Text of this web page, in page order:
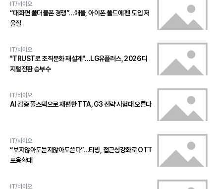
IT/바이오
“대화면 폴더블폰 경쟁”…애플, 아이폰 폴드에 펜 도입 저
울질
IT/바이오
"TRUST로 조직문화 재설계"…LG유플러스, 2026 디
지털전환 승부수
IT/바이오
AI 검증 풀스택으로 재편한 TTA, G3 전략 시험대 오른다
IT/바이오
“보지않아도듣지않아도쓴다”…티빙, 접근성강화로 OTT
포용확대
IT/바이오